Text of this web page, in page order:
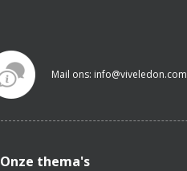
Mail ons: info@viveledon.com
Onze thema's